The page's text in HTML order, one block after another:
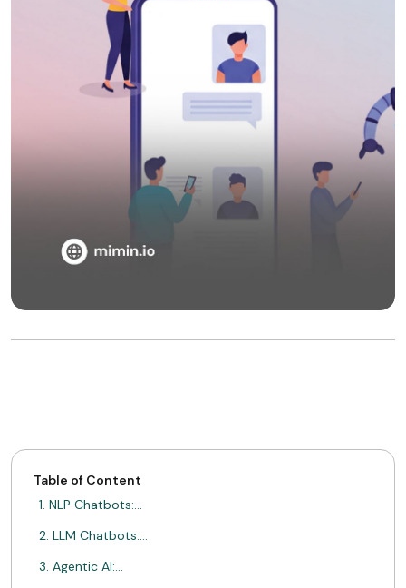
Table of Content
1. NLP Chatbots:…
2. LLM Chatbots:…
3. Agentic AI:…